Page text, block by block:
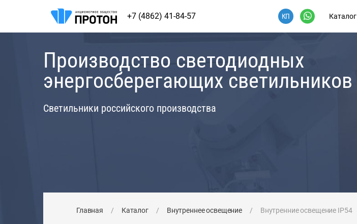
+7 (4862) 41-84-57 Каталог
Производство светодиодных
энергосберегающих светильников
Светильники российского производства
Главная / Каталог / Внутреннее освещение / Внутренние освещение IP54